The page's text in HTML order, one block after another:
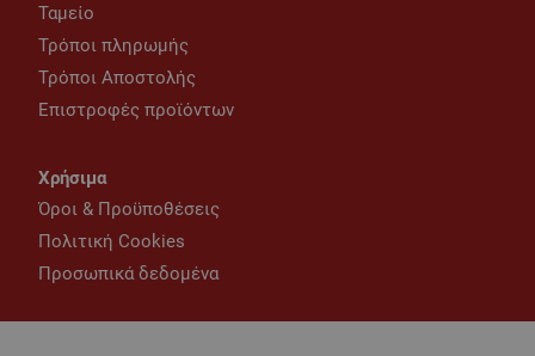
Ταμείο
Τρόποι πληρωμής
Τρόποι Αποστολής
Επιστροφές προϊόντων
Χρήσιμα
Όροι & Προϋποθέσεις
Πολιτική Cookies
Προσωπικά δεδομένα